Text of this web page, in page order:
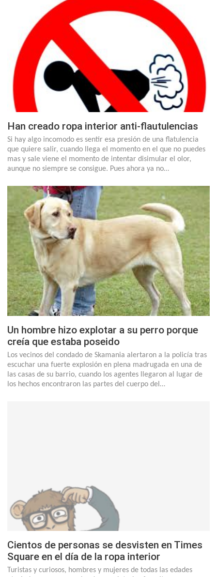
Han creado ropa interior anti-flautulencias
Si hay algo incomodo es sentir esa presión de una flatulencia
que quiere salir, cuando llega el momento en el que no puedes
mas y sale viene el momento de intentar disimular el olor,
aunque no siempre se consigue. Pues ahora ya no…
Un hombre hizo explotar a su perro porque
creía que estaba poseido
Los vecinos del condado de Skamania alertaron a la policía tras
escuchar una fuerte explosión en plena madrugada en una de
las casas de su barrio, cuando los agentes llegaron al lugar de
los hechos encontraron las partes del cuerpo del…
Cientos de personas se desvisten en Times
Square en el día de la ropa interior
Turistas y curiosos, hombres y mujeres de todas las edades